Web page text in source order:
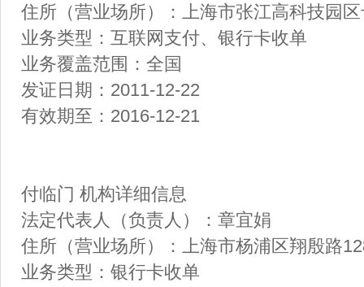
住所（营业场所）：上海市张江高科技园
业务类型：互联网支付、银行卡收单
业务覆盖范围：全国
发证日期：2011-12-22
有效期至：2016-12-21
付临门 机构详细信息
法定代表人（负责人）：章宜娟
住所（营业场所）：上海市杨浦区翔殷路
业务类型：银行卡收单